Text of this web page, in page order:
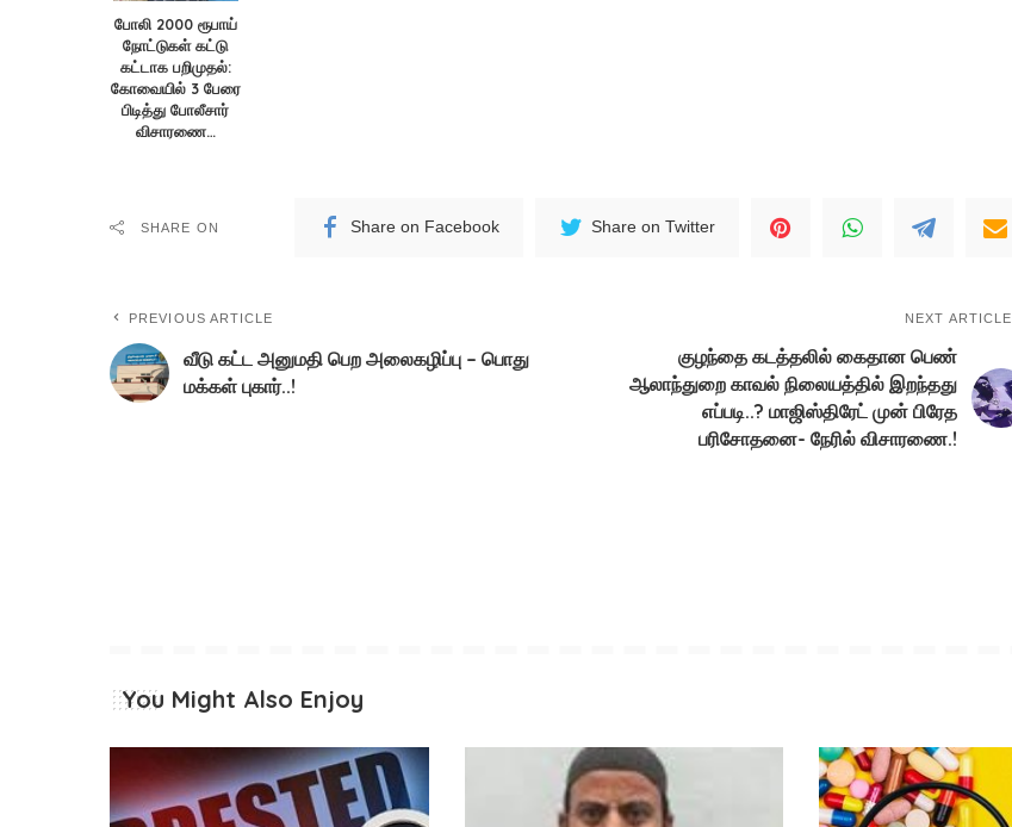
போலி 2000 ரூபாய்
நோட்டுகள் கட்டு
கட்டாக பறிமுதல்:
கோவையில் 3 பேரை
பிடித்து போலீசார்
விசாரணை…
SHARE ON Share on Facebook Share on Twitter
PREVIOUS ARTICLE
வீடு கட்ட அனுமதி பெற அலைகழிப்பு – பொது
மக்கள் புகார்..!
NEXT ARTICLE
குழந்தை கடத்தலில் கைதான பெண்
ஆலாந்துறை காவல் நிலையத்தில் இறந்தது
எப்படி..? மாஜிஸ்திரேட் முன் பிரேத
பரிசோதனை- நேரில் விசாரணை.!
You Might Also Enjoy